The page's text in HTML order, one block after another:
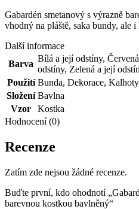
Gabardén smetanový s výrazně
vhodný na pláště, saka bundy, ale
Další informace
Barva
Bílá a její odstíny,
odstíny, Zelená a její
Použití Bunda, Dekorace, Kalhoty
Složení Bavlna
Vzor
Kostka
Hodnocení (0)
Recenze
Zatím zde nejsou žádné recenze.
Buďte první, kdo ohodnotí
barevnou kostkou bavlněný“